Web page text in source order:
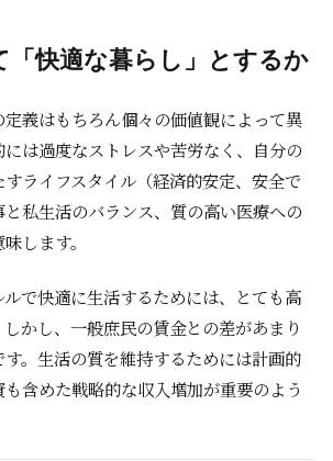
「快適な暮らし」とするか
定義はもちろん個々の価値観によって異
は過度なストレスや苦労なく、自分の
ライフスタイル（経済的安定、安全で
私生活のバランス、質の高い医療への
します。
で快適に生活するためには、とても高
かし、一般庶民の賃金との差があまり
。生活の質を維持するためには計画的
含めた戦略的な収入増加が重要のよう